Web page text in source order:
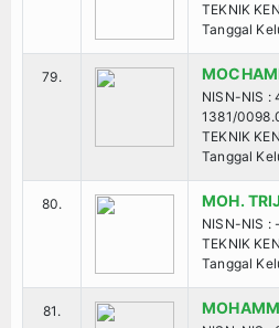
TEKNIK
Tanggal
79.
NISN-NIS :
1381/
TEKNIK
Tanggal
80. MOH.
NISN-NIS :
TEKNIK
Tanggal
81.